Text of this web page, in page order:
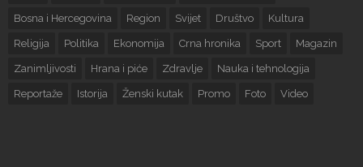
Bosna i Hercegovina Region Svijet Društvo Kultura
Religija Politika Ekonomija Crna hronika Sport Magazin
Zanimljivosti Hrana i piće Zdravlje Nauka i tehnologija
Reportaže Istorija Ženski kutak Promo Foto Video